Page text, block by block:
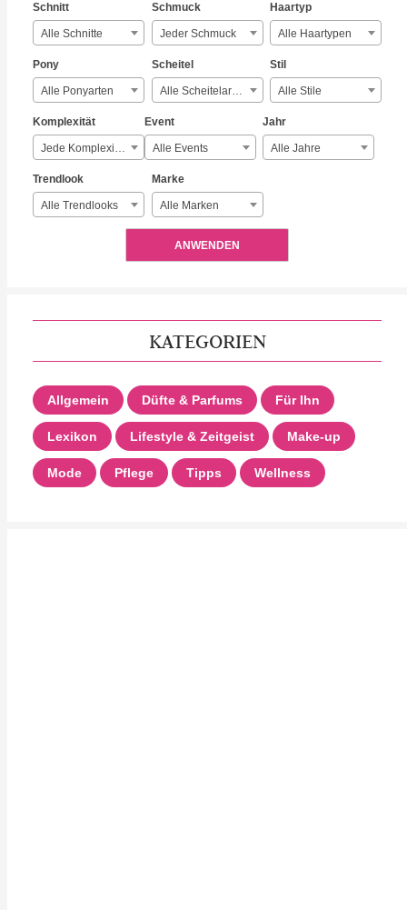
Schnitt
Alle Schnitte
Schmuck
Jeder Schmuck
Haartyp
Alle Haartypen
Pony
Alle Ponyarten
Scheitel
Alle Scheitelarten
Stil
Alle Stile
Komplexität
Jede Komplexität
Event
Alle Events
Jahr
Alle Jahre
Trendlook
Alle Trendlooks
Marke
Alle Marken
ANWENDEN
KATEGORIEN
Allgemein Düfte & Parfums Für Ihn
Lexikon Lifestyle & Zeitgeist Make-up
Mode Pflege Tipps Wellness